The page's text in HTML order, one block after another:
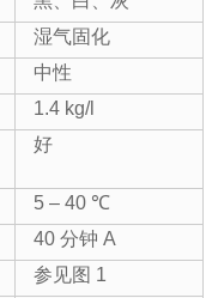
湿气固化
中性
1.4 kg/l
好
5 – 40 ℃
40 分钟 A
参见图 1